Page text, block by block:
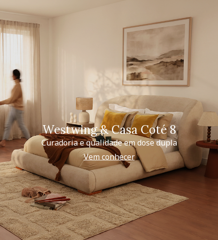
Westwing & Casa Coté 8
Curadoria e qualidade em dose dupla
Vem conhecer